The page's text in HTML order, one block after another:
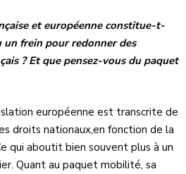
et européenne constitue-t-
frein pour redonner des
? Et que pensez-vous du paquet
européenne est transcrite de
droits nationaux,en fonction de la
qui aboutit bien souvent plus à un
Quant au paquet mobilité, sa